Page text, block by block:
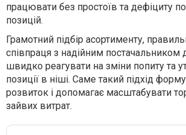
працювати без простоїв та дефіциту
позицій.
Грамотний підбір асортименту,
співпраця з надійним постачальником
швидко реагувати на зміни попиту та
позиції в ніші. Саме такий підхід
розвиток і допомагає масштабувати
зайвих витрат.